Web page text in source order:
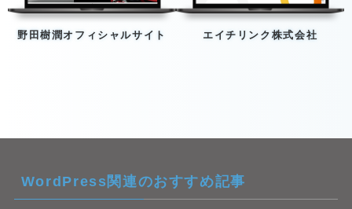
野田樹潤オフィシャルサイト エイチリンク株式会社
WordPress関連のおすすめ記事